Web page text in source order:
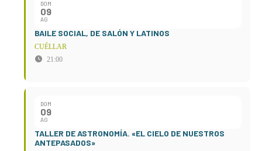
DOM
09
AG
BAILE SOCIAL, DE SALÓN Y LATINOS
CUÉLLAR
21:00
DOM
09
AG
TALLER DE ASTRONOMÍA. «EL CIELO DE NUESTROS
ANTEPASADOS»